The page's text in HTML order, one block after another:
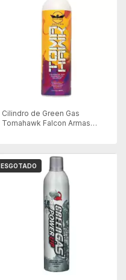
Cilindro de Green Gas
Tomahawk Falcon Armas
ESGOTADO